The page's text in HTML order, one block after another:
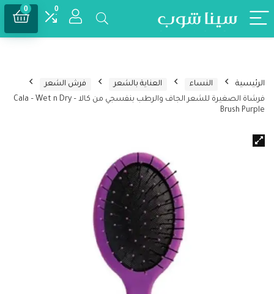
0
0
الرئيسية النساء العناية بالشعر
فرش الشعر
فرشاة الصغيرة للشعر الجاف والرطب بنفسجي من كالا – Cala – Wet n Dry
Brush Purple